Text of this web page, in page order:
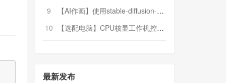
9
【AI作画】使用stable-diffusion-webui搭建AI作画平台
10
【选配电脑】CPU核显工作机控制预算5000
最新发布